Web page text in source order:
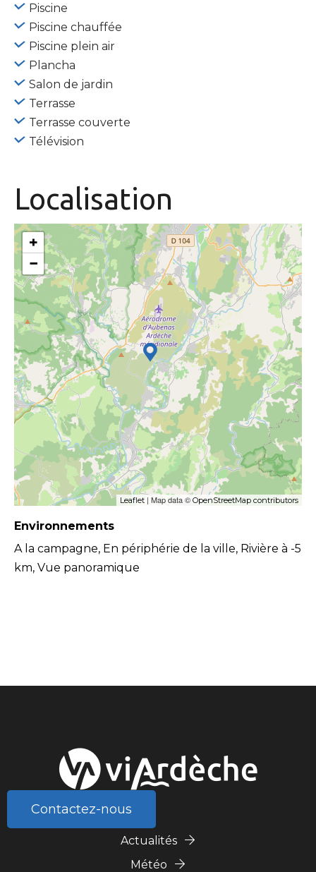
Piscine
Piscine chauffée
Piscine plein air
Plancha
Salon de jardin
Terrasse
Terrasse couverte
Télévision
Localisation
+
−
Leaflet | Map data © OpenStreetMap contributors
Environnements
A la campagne, En périphérie de la ville, Rivière à -5
km, Vue panoramique
Contactez-nous
Actualités
Météo